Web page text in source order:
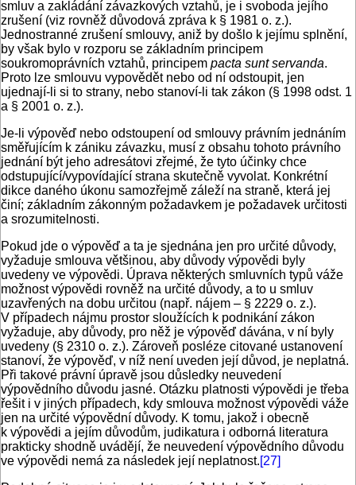
smluv a zakládání závazkových vztahů, je i svoboda jejího
zrušení (viz rovněž důvodová zpráva k § 1981 o. z.).
Jednostranné zrušení smlouvy, aniž by došlo k jejímu splnění,
by však bylo v rozporu se základním principem
soukromoprávních vztahů, principem pacta sunt servanda.
Proto lze smlouvu vypovědět nebo od ní odstoupit, jen
ujednají-li si to strany, nebo stanoví-li tak zákon (§ 1998 odst. 1
a § 2001 o. z.).
Je-li výpověď nebo odstoupení od smlouvy právním jednáním
směřujícím k zániku závazku, musí z obsahu tohoto právního
jednání být jeho adresátovi zřejmé, že tyto účinky chce
odstupující/vypovídající strana skutečně vyvolat. Konkrétní
dikce daného úkonu samozřejmě záleží na straně, která jej
činí; základním zákonným požadavkem je požadavek určitosti
a srozumitelnosti.
Pokud jde o výpověď a ta je sjednána jen pro určité důvody,
vyžaduje smlouva většinou, aby důvody výpovědi byly
uvedeny ve výpovědi. Úprava některých smluvních typů váže
možnost výpovědi rovněž na určité důvody, a to u smluv
uzavřených na dobu určitou (např. nájem – § 2229 o. z.).
V případech nájmu prostor sloužících k podnikání zákon
vyžaduje, aby důvody, pro něž je výpověď dávána, v ní byly
uvedeny (§ 2310 o. z.). Zároveň posléze citované ustanovení
stanoví, že výpověď, v níž není uveden její důvod, je neplatná.
Při takové právní úpravě jsou důsledky neuvedení
výpovědního důvodu jasné. Otázku platnosti výpovědi je třeba
řešit i v jiných případech, kdy smlouva možnost výpovědi váže
jen na určité výpovědní důvody. K tomu, jakož i obecně
k výpovědi a jejím důvodům, judikatura i odborná literatura
prakticky shodně uvádějí, že neuvedení výpovědního důvodu
ve výpovědi nemá za následek její neplatnost.[27]